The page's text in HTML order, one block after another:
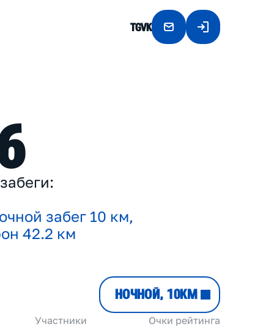
TGVK
забеги:
очной забег 10 км,
он 42.2 км
НОЧНОЙ, 10КМ
Участники Очки рейтинга